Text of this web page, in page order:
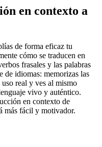
en contexto a
de forma eficaz tu
cómo se traducen en
frasales y las palabras
de idiomas: memorizas las
uso real y ves al mismo
vivo y auténtico.
en contexto de
más fácil y motivador.